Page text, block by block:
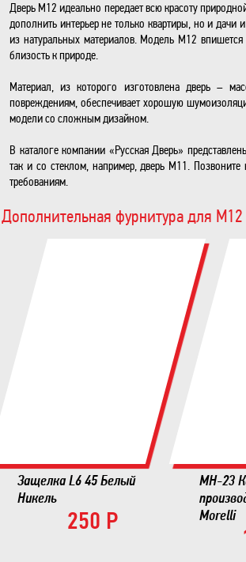
Дверь М12 идеально передает всю красоту
дополнить интерьер не только квартиры, но и
из натуральных материалов. Модель М12
близость к природе.
Материал, из которого изготовлена дверь –
повреждениям, обеспечивает хорошую
модели со сложным дизайном.
В каталоге компании «Русская Дверь»
так и со стеклом, например, дверь М11.
требованиям.
Дополнительная фурнитура для
Защелка L6 45 Белый
Никель
250 Р
MH-23
Morelli